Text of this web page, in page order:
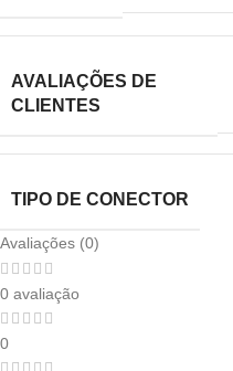
AVALIAÇÕES DE
CLIENTES
TIPO DE CONECTOR
Avaliações (0)
0 avaliação
0